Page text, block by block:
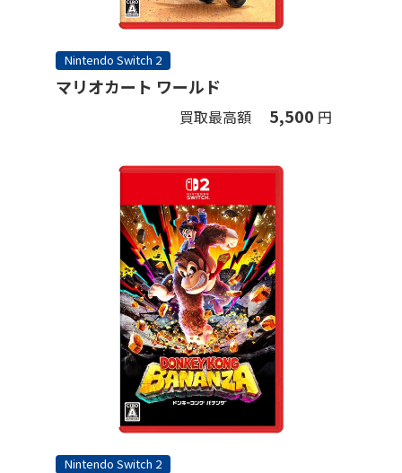
Nintendo Switch 2
マリオカート ワールド
買取最高額 5,500 円
Nintendo Switch 2